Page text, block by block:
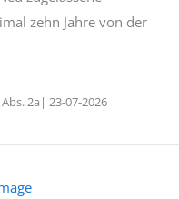
zehn Jahre von der
2a| 23-07-2026